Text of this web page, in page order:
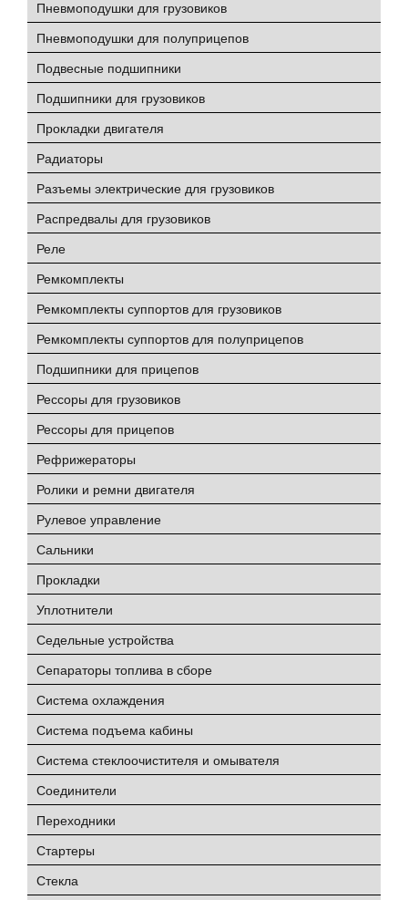
Пневмоподушки для грузовиков
Пневмоподушки для полуприцепов
Подвесные подшипники
Подшипники для грузовиков
Прокладки двигателя
Радиаторы
Разъемы электрические для грузовиков
Распредвалы для грузовиков
Реле
Ремкомплекты
Ремкомплекты суппортов для грузовиков
Ремкомплекты суппортов для полуприцепов
Подшипники для прицепов
Рессоры для грузовиков
Рессоры для прицепов
Рефрижераторы
Ролики и ремни двигателя
Рулевое управление
Сальники
Прокладки
Уплотнители
Седельные устройства
Сепараторы топлива в сборе
Система охлаждения
Система подъема кабины
Система стеклоочистителя и омывателя
Соединители
Переходники
Стартеры
Стекла